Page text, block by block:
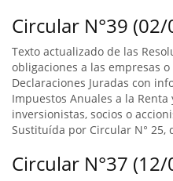
Circular N°39
Texto actualizado de las
obligaciones a las empresas
Declaraciones Juradas con
Impuestos Anuales a la
inversionistas, socios o
Sustituída por Circular N° 25,
Circular N°37